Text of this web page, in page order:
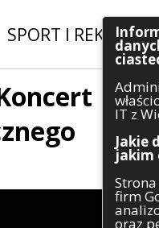
SPORT I
IT z
Jakie
jakim
firm
oraz